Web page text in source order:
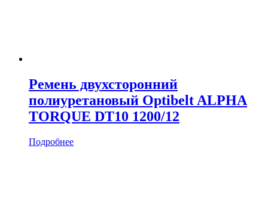
Ремень двухсторонний
полиуретановый Optibelt ALPHA
TORQUE DT10 1200/12
Подробнее